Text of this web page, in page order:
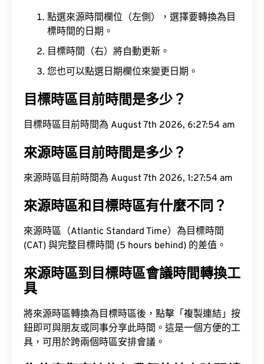
點選來源時間欄位（左側），選擇要轉換為目
標時間的日期。
目標時間（右）將自動更新。
您也可以點選日期欄位來變更日期。
目標時區目前時間是多少？
目標時區目前時間為 August 7th 2026, 6:27:55 am
來源時區目前時間是多少？
來源時區目前時間為 August 7th 2026, 1:27:55 am
來源時區和目標時區有什麼不同？
來源時區（Atlantic Standard Time）為目標時間
(CAT) 與完整目標時間 (5 hours behind) 的差值。
來源時區到目標時區會議時間轉換工
具
將來源時區轉換為目標時區後，點擊「複製連結」按
鈕即可與朋友或同事分享此時間。這是一個方便的工
具，可用於跨兩個時區安排會議。